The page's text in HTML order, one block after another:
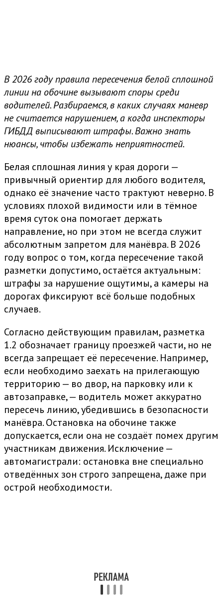
В 2026 году правила пересечения белой сплошной
линии на обочине вызывают споры среди
водителей. Разбираемся, в каких случаях маневр
не считается нарушением, а когда инспекторы
ГИБДД выписывают штрафы. Важно знать
нюансы, чтобы избежать неприятностей.
Белая сплошная линия у края дороги —
привычный ориентир для любого водителя,
однако её значение часто трактуют неверно. В
условиях плохой видимости или в тёмное
время суток она помогает держать
направление, но при этом не всегда служит
абсолютным запретом для манёвра. В 2026
году вопрос о том, когда пересечение такой
разметки допустимо, остаётся актуальным:
штрафы за нарушение ощутимы, а камеры на
дорогах фиксируют всё больше подобных
случаев.
Согласно действующим правилам, разметка
1.2 обозначает границу проезжей части, но не
всегда запрещает её пересечение. Например,
если необходимо заехать на прилегающую
территорию — во двор, на парковку или к
автозаправке, — водитель может аккуратно
пересечь линию, убедившись в безопасности
манёвра. Остановка на обочине также
допускается, если она не создаёт помех другим
участникам движения. Исключение —
автомагистрали: остановка вне специально
отведённых зон строго запрещена, даже при
острой необходимости.